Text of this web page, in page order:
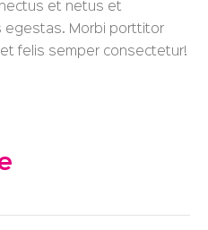
et netus et
egestas. Morbi
porttitor
felis semper consectetur!